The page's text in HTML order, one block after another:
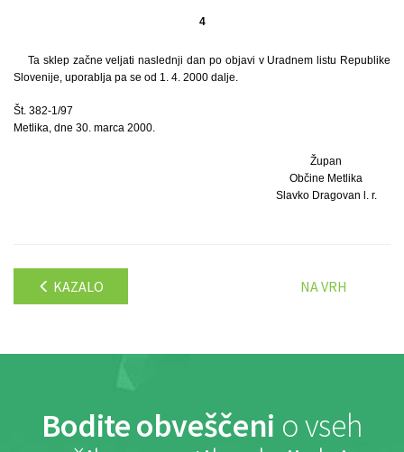
4
Ta sklep začne veljati naslednji dan po objavi v Uradnem listu Republike
Slovenije, uporablja pa se od 1. 4. 2000 dalje.
Št. 382-1/97
Metlika, dne 30. marca 2000.
Župan
Občine Metlika
Slavko Dragovan l. r.
KAZALO NA VRH
Bodite obveščeni o vseh